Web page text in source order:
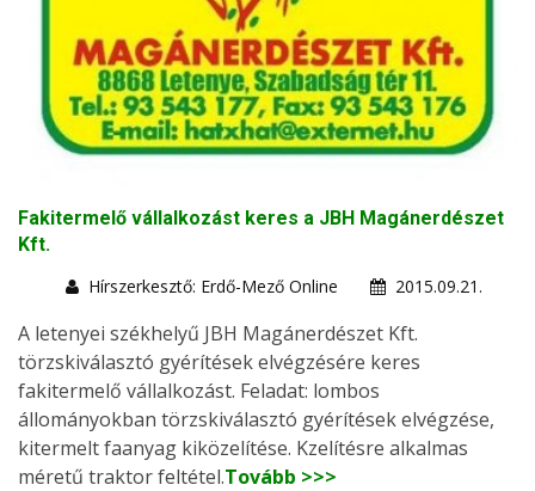
Fakitermelő vállalkozást keres a JBH Magánerdészet
Kft.
Hírszerkesztő: Erdő-Mező Online
2015.09.21.
A letenyei székhelyű JBH Magánerdészet Kft.
törzskiválasztó gyérítések elvégzésére keres
fakitermelő vállalkozást. Feladat: lombos
állományokban törzskiválasztó gyérítések elvégzése,
kitermelt faanyag kiközelítése. Kzelítésre alkalmas
méretű traktor feltétel.Tovább >>>